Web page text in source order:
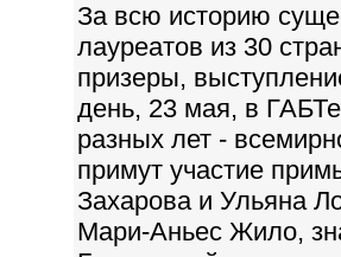
За всю историю
лауреатов из 30
призеры,
день, 23 мая, в
разных лет -
примут участие
Захарова и Ульяна
Мари-Аньес Жило,